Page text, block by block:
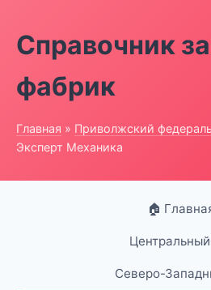
Справочник
фабрик
Главная » Приволжский
Эксперт Механика
🏠
Северо-